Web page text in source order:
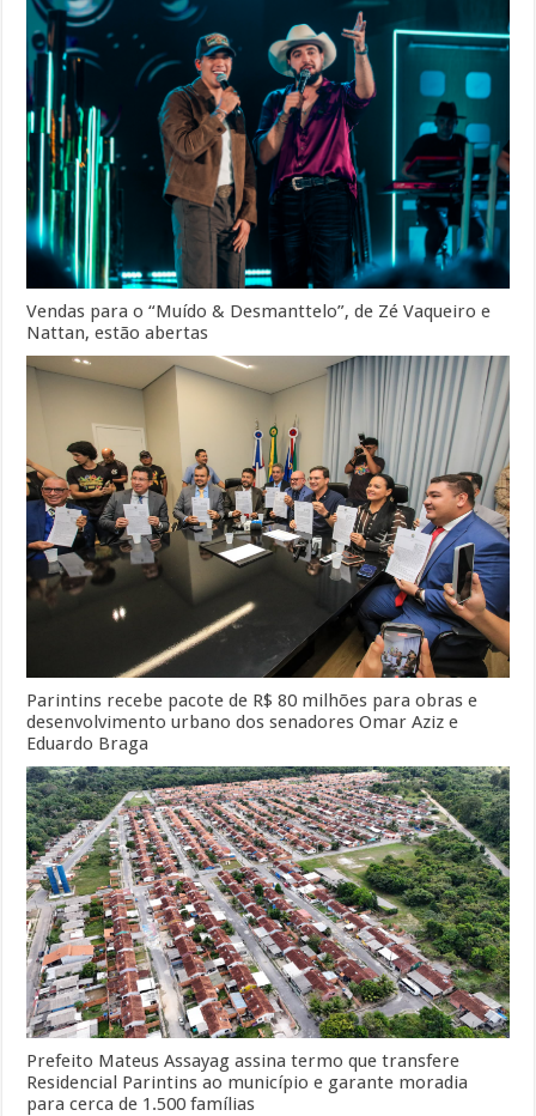
Vendas para o “Muído & Desmanttelo”, de Zé Vaqueiro e
Nattan, estão abertas
Parintins recebe pacote de R$ 80 milhões para obras e
desenvolvimento urbano dos senadores Omar Aziz e
Eduardo Braga
Prefeito Mateus Assayag assina termo que transfere
Residencial Parintins ao município e garante moradia
para cerca de 1.500 famílias